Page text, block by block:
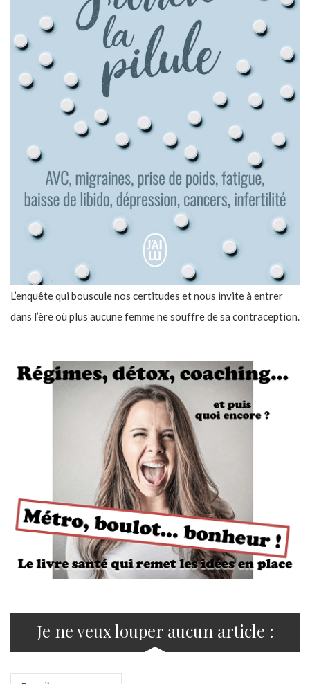
L’enquête qui bouscule nos certitudes et nous invite à entrer
dans l’ère où plus aucune femme ne souffre de sa contraception.
Je ne veux louper aucun article :